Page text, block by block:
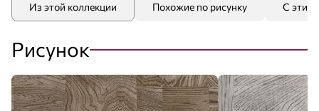
Из этой коллекции Похожие по рисунку С этим
Рисунок